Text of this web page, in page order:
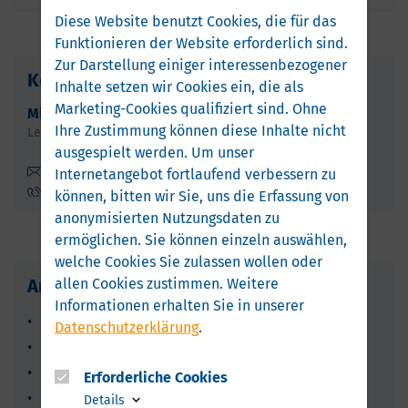
Kontakt
Michael Lüdtke
Leiter Unternehmenskommunikation
mlu@bcv.org
+49 381 65 07 09 59
Archiv
Jahr 2026 (4)
Jahr 2024 (34)
Jahr 2023 (71)
Diese Website benutzt Cookies, die für das
Funktionieren der Website erforderlich sind.
Zur Darstellung einiger interessenbezogener
Inhalte setzen wir Cookies ein, die als
Marketing-Cookies qualifiziert sind. Ohne
Ihre Zustimmung können diese Inhalte nicht
ausgespielt werden. Um unser
Internetangebot fortlaufend verbessern zu
können, bitten wir Sie, uns die Erfassung von
anonymisierten Nutzungsdaten zu
ermöglichen. Sie können einzeln auswählen,
welche Cookies Sie zulassen wollen oder
allen Cookies zustimmen. Weitere
Informationen erhalten Sie in unserer
Datenschutzerklärung.
Erforderliche Cookies
Details